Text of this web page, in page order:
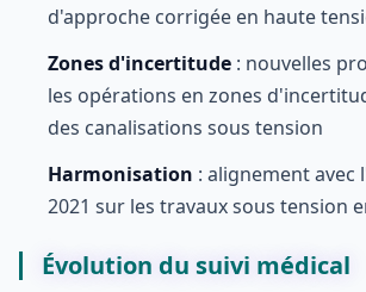
d'approche corrigée en haute
Zones d'incertitude : nouvelles
les opérations en zones
des canalisations sous tension
Harmonisation : alignement avec
2021 sur les travaux sous tension
Évolution du suivi médical